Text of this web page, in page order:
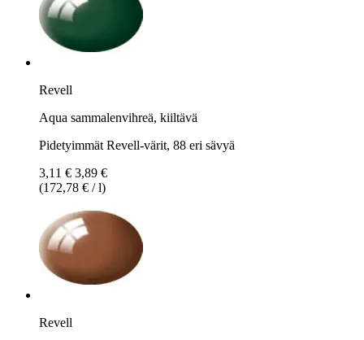
Revell
Aqua sammalenvihreä, kiiltävä
Pidetyimmät Revell-värit, 88 eri sävyä
3,11 € 3,89 €
(172,78 € / l)
Revell